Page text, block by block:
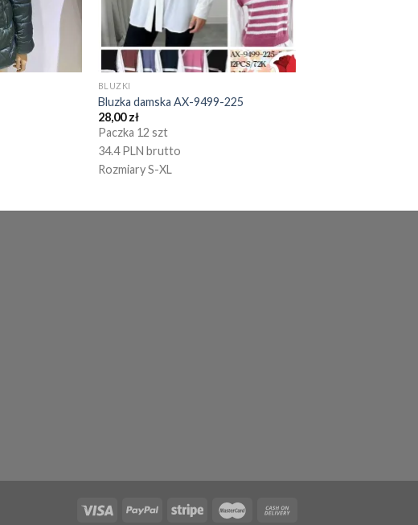
BLUZKI
Bluzka damska AX-9499-225
28,00zł
Paczka 12 szt
34.4 PLN brutto
Rozmiary S-XL